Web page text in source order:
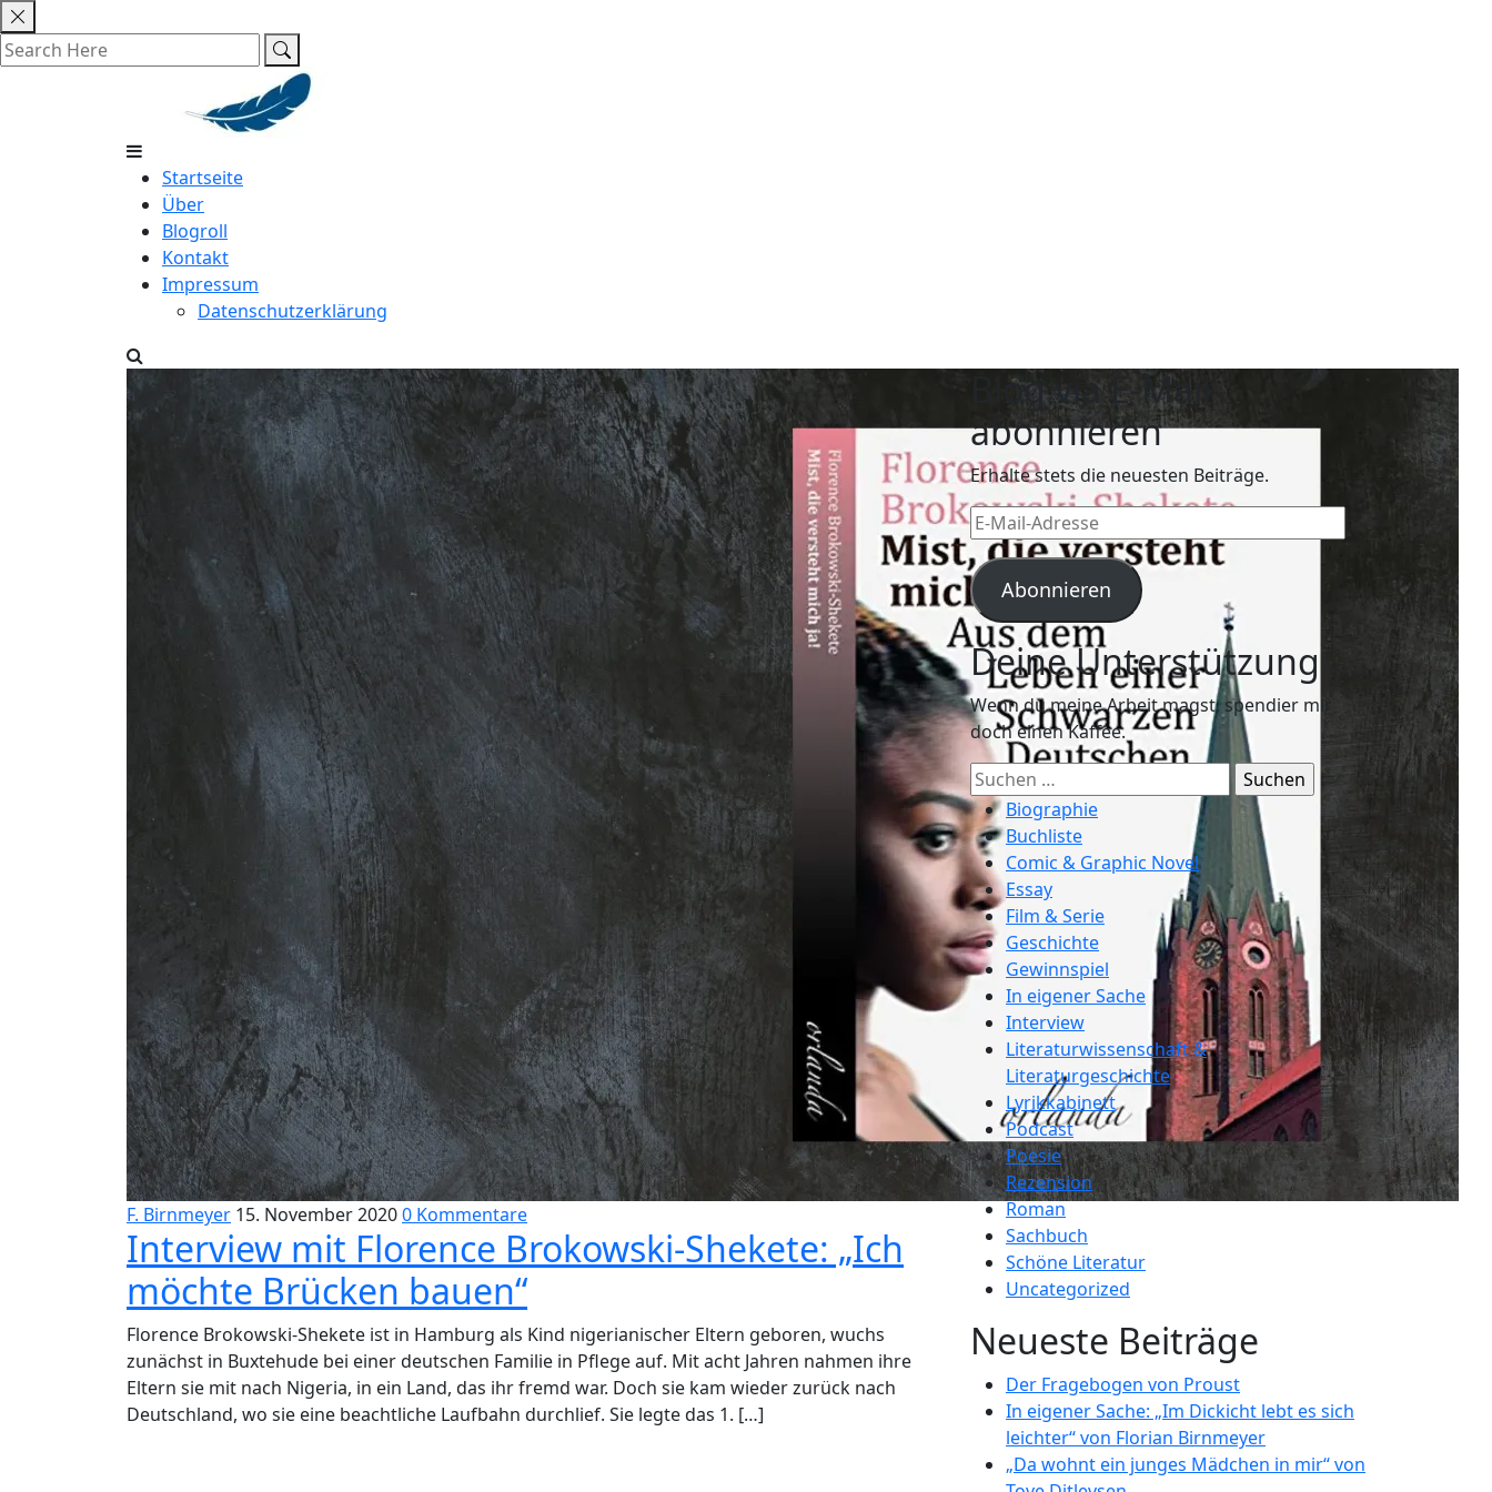
Skip
to
content
Startseite
Über
Blogroll
Kontakt
Impressum
Datenschutzerklärung
F. Birnmeyer 15. November 20200 Kommentare
Interview mit Florence Brokowski-Shekete: „Ich
möchte Brücken bauen“
Florence Brokowski-Shekete ist in Hamburg als Kind nigerianischer Eltern geboren, wuchs
zunächst in Buxtehude bei einer deutschen Familie in Pflege auf. Mit acht Jahren nahmen ihre
Eltern sie mit nach Nigeria, in ein Land, das ihr fremd war. Doch sie kam wieder zurück nach
Deutschland, wo sie eine beachtliche Laufbahn durchlief. Sie legte das 1. […]
Blog via E-Mail
abonnieren
Erhalte stets die neuesten Beiträge.
E-
Mail-
Adresse
Abonnieren
Deine Unterstützung
Wenn du meine Arbeit magst, spendier mir
doch einen Kaffee.
Suchen
nach:Biographie
Buchliste
Comic & Graphic Novel
Essay
Film & Serie
Geschichte
Gewinnspiel
In eigener Sache
Interview
Literaturwissenschaft &
Literaturgeschichte
Lyrikkabinett
Podcast
Poesie
Rezension
Roman
Sachbuch
Schöne Literatur
Uncategorized
Neueste Beiträge
Der Fragebogen von Proust
In eigener Sache: „Im Dickicht lebt es sich
leichter“ von Florian Birnmeyer
„Da wohnt ein junges Mädchen in mir“ von